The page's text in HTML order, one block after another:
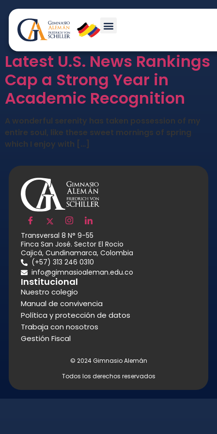
Etiqueta:Sport
Latest U.S. News Rankings
Cap a Strong Year in
Academic Recognition
A wonderful serenity has taken possession of my
entire soul, like these sweet mornings of spring
which I enjoy with […]
Transversal 8 N° 9-55
Finca San José. Sector El Rocio
Cajicá, Cundinamarca, Colombia
(+57) 313 246 0310
info@gimnasioaleman.edu.co
Institucional
Nuestro colegio
Manual de convivencia
Política y protección de datos
Trabaja con nosotros
Gestión Fiscal
© 2024 Gimnasio Alemán
Todos los derechos reservados